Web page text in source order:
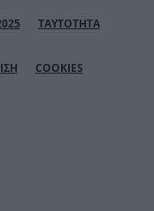
ΤΑΥΤΟΤΗΤΑ
COOKIES